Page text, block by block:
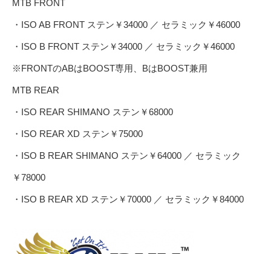
MTB FRONT
・ISO AB FRONT ステン￥34000 ／ セラミック￥46000
・ISO B FRONT ステン￥34000 ／ セラミック￥46000
※FRONTのABはBOOST専用、BはBOOST兼用
MTB REAR
・ISO REAR SHIMANO ステン￥68000
・ISO REAR XD ステン￥75000
・ISO B REAR SHIMANO ステン￥64000 ／ セラミック
￥78000
・ISO B REAR XD ステン￥70000 ／ セラミック￥84000